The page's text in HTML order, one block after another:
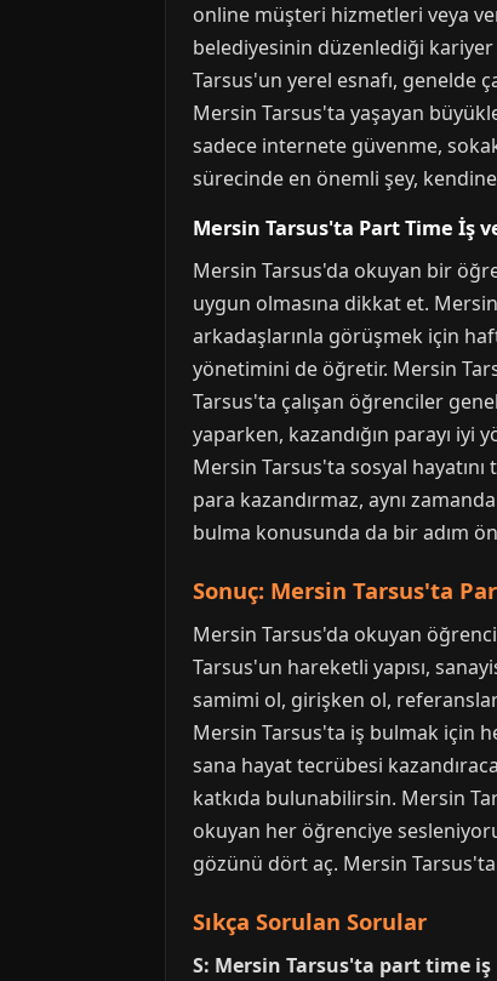
online müşteri hizmetleri veya
belediyesinin düzenlediği
Tarsus'un yerel esnafı, genelde
Mersin Tarsus'ta yaşayan
sadece internete güvenme,
sürecinde en önemli şey,
Mersin Tarsus'ta Part Time İş
Mersin Tarsus'da okuyan bir
uygun olmasına dikkat et.
arkadaşlarınla görüşmek için
yönetimini de öğretir. Mersin
Tarsus'ta çalışan öğrenciler
yaparken, kazandığın parayı iyi
Mersin Tarsus'ta sosyal
para kazandırmaz, aynı
bulma konusunda da bir adım
Sonuç: Mersin Tarsus'ta
Mersin Tarsus'da okuyan
Tarsus'un hareketli yapısı,
samimi ol, girişken ol,
Mersin Tarsus'ta iş bulmak için
sana hayat tecrübesi
katkıda bulunabilirsin. Mersin
okuyan her öğrenciye
gözünü dört aç. Mersin
Sıkça Sorulan Sorular
S: Mersin Tarsus'ta part time